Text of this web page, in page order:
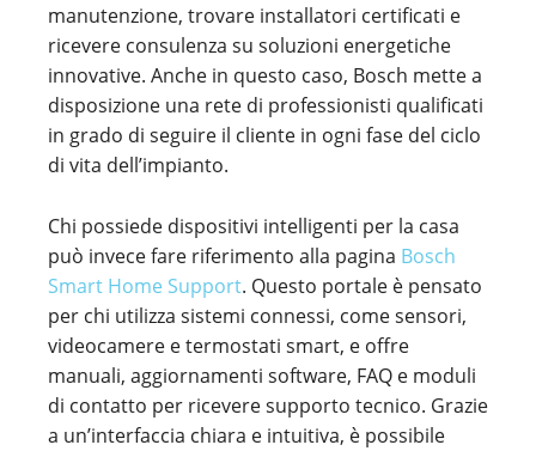
manutenzione, trovare installatori certificati e
ricevere consulenza su soluzioni energetiche
innovative. Anche in questo caso, Bosch mette a
disposizione una rete di professionisti qualificati
in grado di seguire il cliente in ogni fase del ciclo
di vita dell’impianto.
Chi possiede dispositivi intelligenti per la casa
può invece fare riferimento alla pagina Bosch
Smart Home Support. Questo portale è pensato
per chi utilizza sistemi connessi, come sensori,
videocamere e termostati smart, e offre
manuali, aggiornamenti software, FAQ e moduli
di contatto per ricevere supporto tecnico. Grazie
a un’interfaccia chiara e intuitiva, è possibile